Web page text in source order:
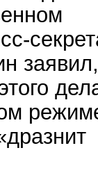
заявил,